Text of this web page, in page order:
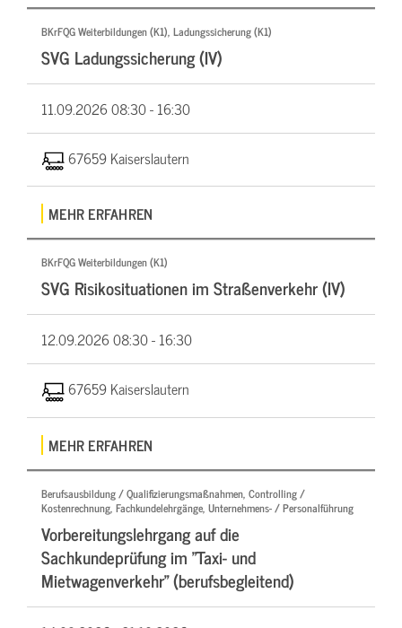
BKrFQG Weiterbildungen (K1), Ladungssicherung (K1)
SVG Ladungssicherung (IV)
11.09.202608:30 - 16:30
67659 Kaiserslautern
MEHR ERFAHREN
BKrFQG Weiterbildungen (K1)
SVG Risikosituationen im Straßenverkehr (IV)
12.09.202608:30 - 16:30
67659 Kaiserslautern
MEHR ERFAHREN
Berufsausbildung / Qualifizierungsmaßnahmen, Controlling /
Kostenrechnung, Fachkundelehrgänge, Unternehmens- / Personalführung
Vorbereitungslehrgang auf die
Sachkundeprüfung im "Taxi- und
Mietwagenverkehr" (berufsbegleitend)